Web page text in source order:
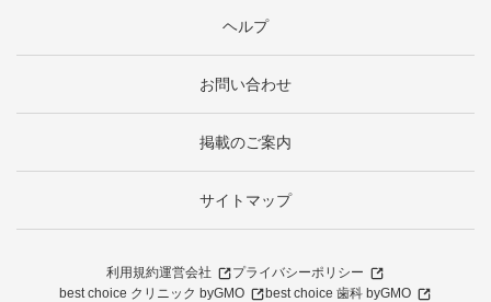
ヘルプ
お問い合わせ
掲載のご案内
サイトマップ
利用規約運営会社
プライバシーポリシー
best choice クリニック byGMO
best choice 歯科 byGMO